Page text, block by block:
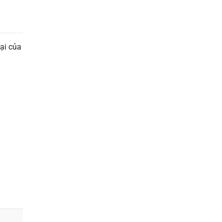
của